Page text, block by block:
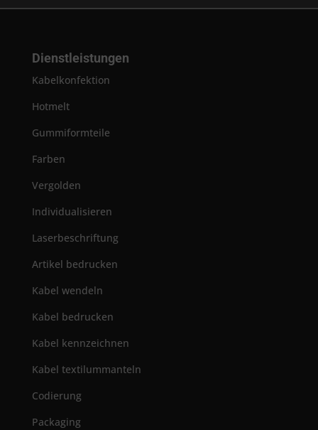
Dienstleistungen
Kabelkonfektion
Hotmelt
Gummiformteile
Farben
Vergolden
Individualisieren
Laserbeschriftung
Artikel bedrucken
Kabel wendeln
Kabel bedrucken
Kabel kennzeichnen
Kabel textilummanteln
Codierung
Packaging